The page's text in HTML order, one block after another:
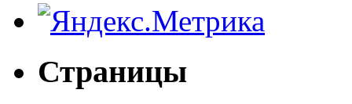
Страницы